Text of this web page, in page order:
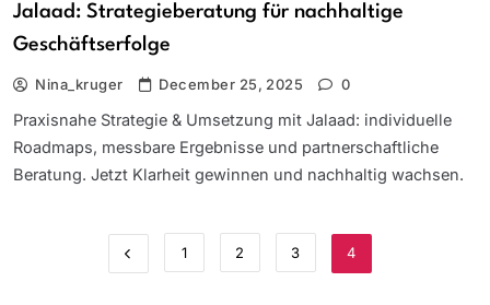
Jalaad: Strategieberatung für nachhaltige
Geschäftserfolge
Nina_kruger December 25, 2025 0
Praxisnahe Strategie & Umsetzung mit Jalaad: individuelle
Roadmaps, messbare Ergebnisse und partnerschaftliche
Beratung. Jetzt Klarheit gewinnen und nachhaltig wachsen.
1 2 3 4